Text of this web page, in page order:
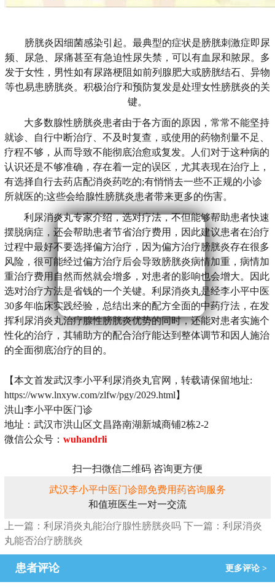
膀胱炎因细菌感染引起。最典型的症状是膀胱刺激症即尿
频、尿急、尿痛甚至有急迫性尿失禁，可以有血尿和脓尿。多
发于女性，男性如有尿路梗阻如前列腺肥大或膀胱结石、异物
等也易患膀胱炎。积极治疗和预防复发是处理女性膀胱炎的关
键。
大多数腺性膀胱炎患者由于各方面的原因，常常不能坚持
就诊、自行中断治疗、不及时复查，或使用的药物剂量不足、
疗程不够，从而导致不能彻底治愈或复发。人们对于这种病的
认识还是不够准确，存在着一定的误区，尤其表现在治疗上，
有选择自行去药店配消炎药吃的;有悄悄去一些不正规的小诊
所就医的;这些会给腺性膀胱炎患者带来更多的伤害。
利尿消炎丸专家介绍，选对疗法，不但能够帮助患者快速
摆脱病症，还会帮助患者节省治疗费用，因此建议患者在治疗
过程中最好不要选择偏方治疗，因为偏方治疗膀胱炎存在很多
风险，很可能经过偏方治疗后会导致膀胱炎病情加重，病情加
重治疗费用自然而然就会增多，对患者的影响也会增大。因此
选对治疗方法是省钱的一个关键。利尿消炎丸是经李小平中医
30多年临床实践经验，总结出来的配方全面的中药疗法，在发
挥利尿消炎丸治疗腺性膀胱炎优势的同时，还能对患者实施个
性化的治疗，其辅助方的配合治疗能达到整体调节和因人施治
的全面彻底治疗的目的。
【本文首发武汉李小平利尿消炎丸官网，转载请保留地址:
https://www.lnxyw.com/zlfw/pgy/2029.html】
洪山李小平中医门诊
地址：武汉市洪山区文昌路南湖新城商铺2栋2-2
微信公众号： wuhandrli
扫一扫微信二维码 咨询更方便
武汉李小平中医门诊部免费用药咨询服务
和值班医生一对一交流
上一篇：利尿消炎丸能治疗腺性膀胱炎吗 下一篇：利尿消炎
丸能否治疗膀胱炎
患者评论 更多评论 >